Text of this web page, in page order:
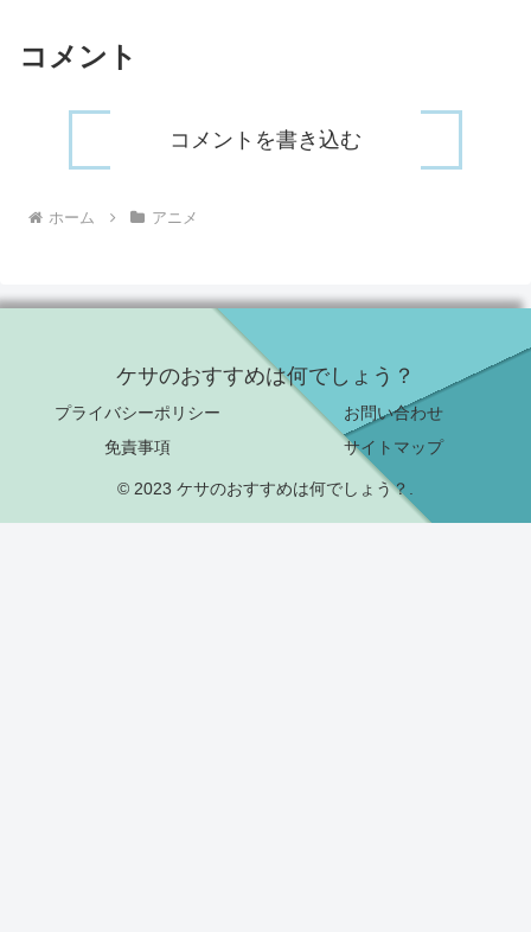
コメント
コメントを書き込む
ホーム アニメ
ケサのおすすめは何でしょう？
プライバシーポリシー
お問い合わせ
免責事項
サイトマップ
© 2023 ケサのおすすめは何でしょう？.